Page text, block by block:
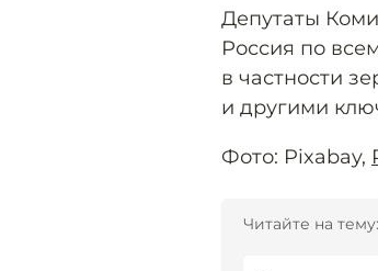
Депутаты
Россия по
в частности
и другими
Фото: Pixabay,
Читайте на тему: